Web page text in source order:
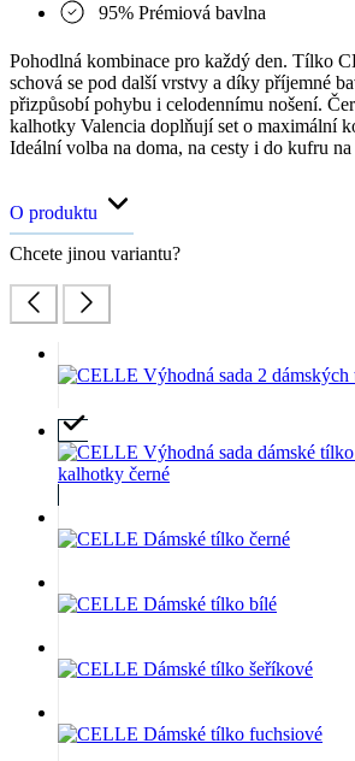
95% Prémiová bavlna
Pohodlná kombinace pro každý den. Tílko
schová se pod další vrstvy a díky příjemné
přizpůsobí pohybu i celodennímu nošení.
kalhotky Valencia doplňují set o maximální
Ideální volba na doma, na cesty i do kufru
O produktu
Chcete jinou variantu?